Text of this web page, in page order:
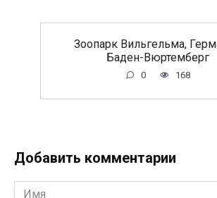
Зоопарк Вильгельма,
Баден-Вюртемберг
0 168
Добавить комментарии
Имя